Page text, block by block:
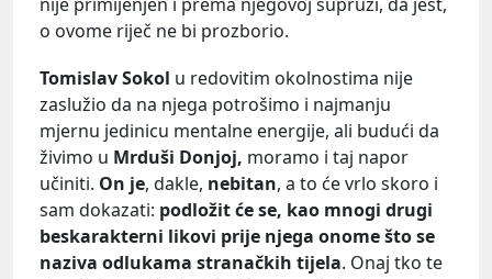
o ovome riječ ne bi prozborio.
Tomislav Sokol u redovitim okolnostima nije
zaslužio da na njega potrošimo i najmanju
mjernu jedinicu mentalne energije, ali budući da
živimo u Mrduši Donjoj, moramo i taj napor
učiniti. On je, dakle, nebitan, a to će vrlo skoro i
sam dokazati: podložit će se, kao mnogi drugi
beskarakterni likovi prije njega onome što se
naziva odlukama stranačkih tijela. Onaj tko te